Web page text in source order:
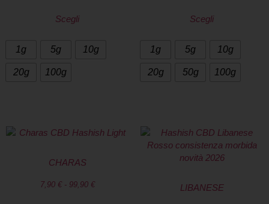
Scegli
1g 5g 10g
20g 100g
Scegli
1g 5g 10g
20g 50g 100g
CHARAS
7,90 € - 99,90 € LIBANESE